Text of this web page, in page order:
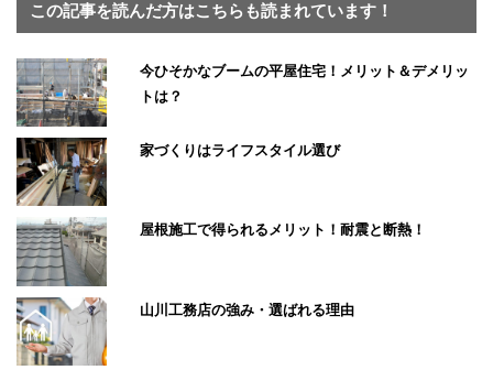
この記事を読んだ方はこちらも読まれています！
今ひそかなブームの平屋住宅！メリット＆デメリッ
トは？
家づくりはライフスタイル選び
屋根施工で得られるメリット！耐震と断熱！
山川工務店の強み・選ばれる理由